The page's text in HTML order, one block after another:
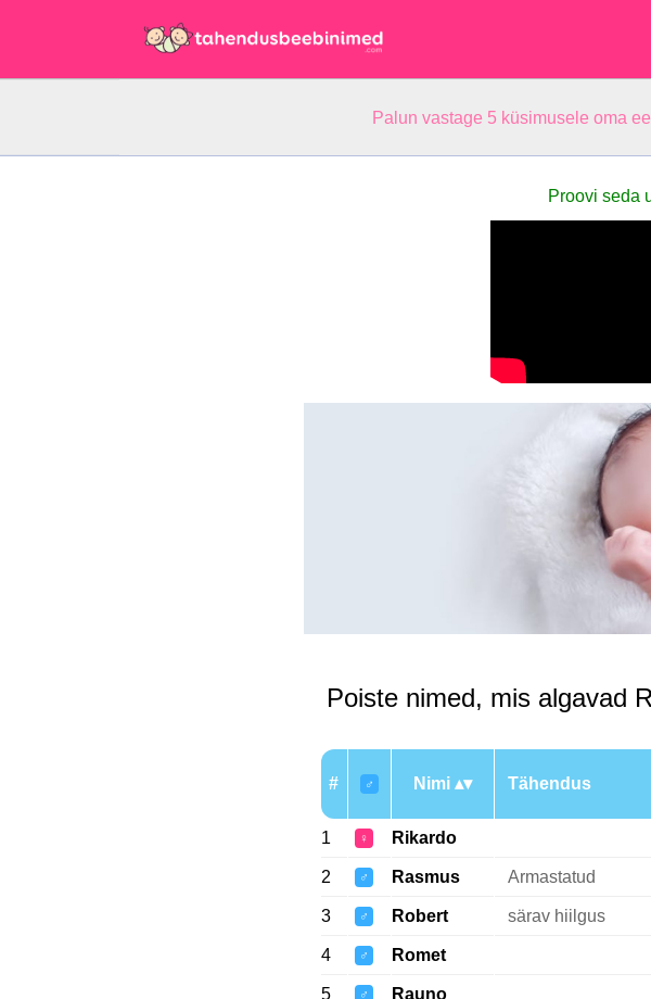
Palun vastage 5 küsimusele oma
Proovi seda
Poiste nimed, mis algavad
# ♂ Nimi Tähendus
1 ♀ Rikardo
2 ♂ Rasmus Armastatud
3 ♂ Robert särav hiilgus
4 ♂ Romet
5 ♂ Rauno